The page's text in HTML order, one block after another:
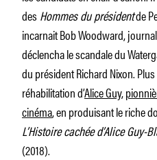
desHommes du présidentde
incarnait Bob Woodward,
déclencha le scandale du
du président Richard Nixon.
réhabilitation d’Alice Guy,
cinéma, en produisant le riche
L’Histoire cachée d’Alice Guy-
(2018).